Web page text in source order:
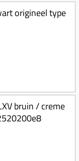
origineel type
bruin / creme